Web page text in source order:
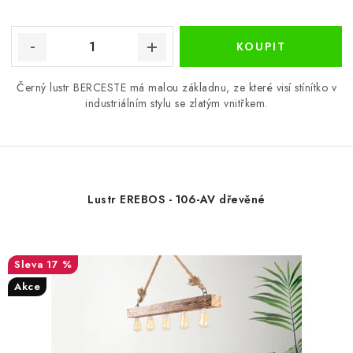
Černý lustr BERCESTE má malou základnu, ze které visí stínítko v
industriálním stylu se zlatým vnitřkem.
Lustr EREBOS - 106-AV dřevěné
17 %
Akce